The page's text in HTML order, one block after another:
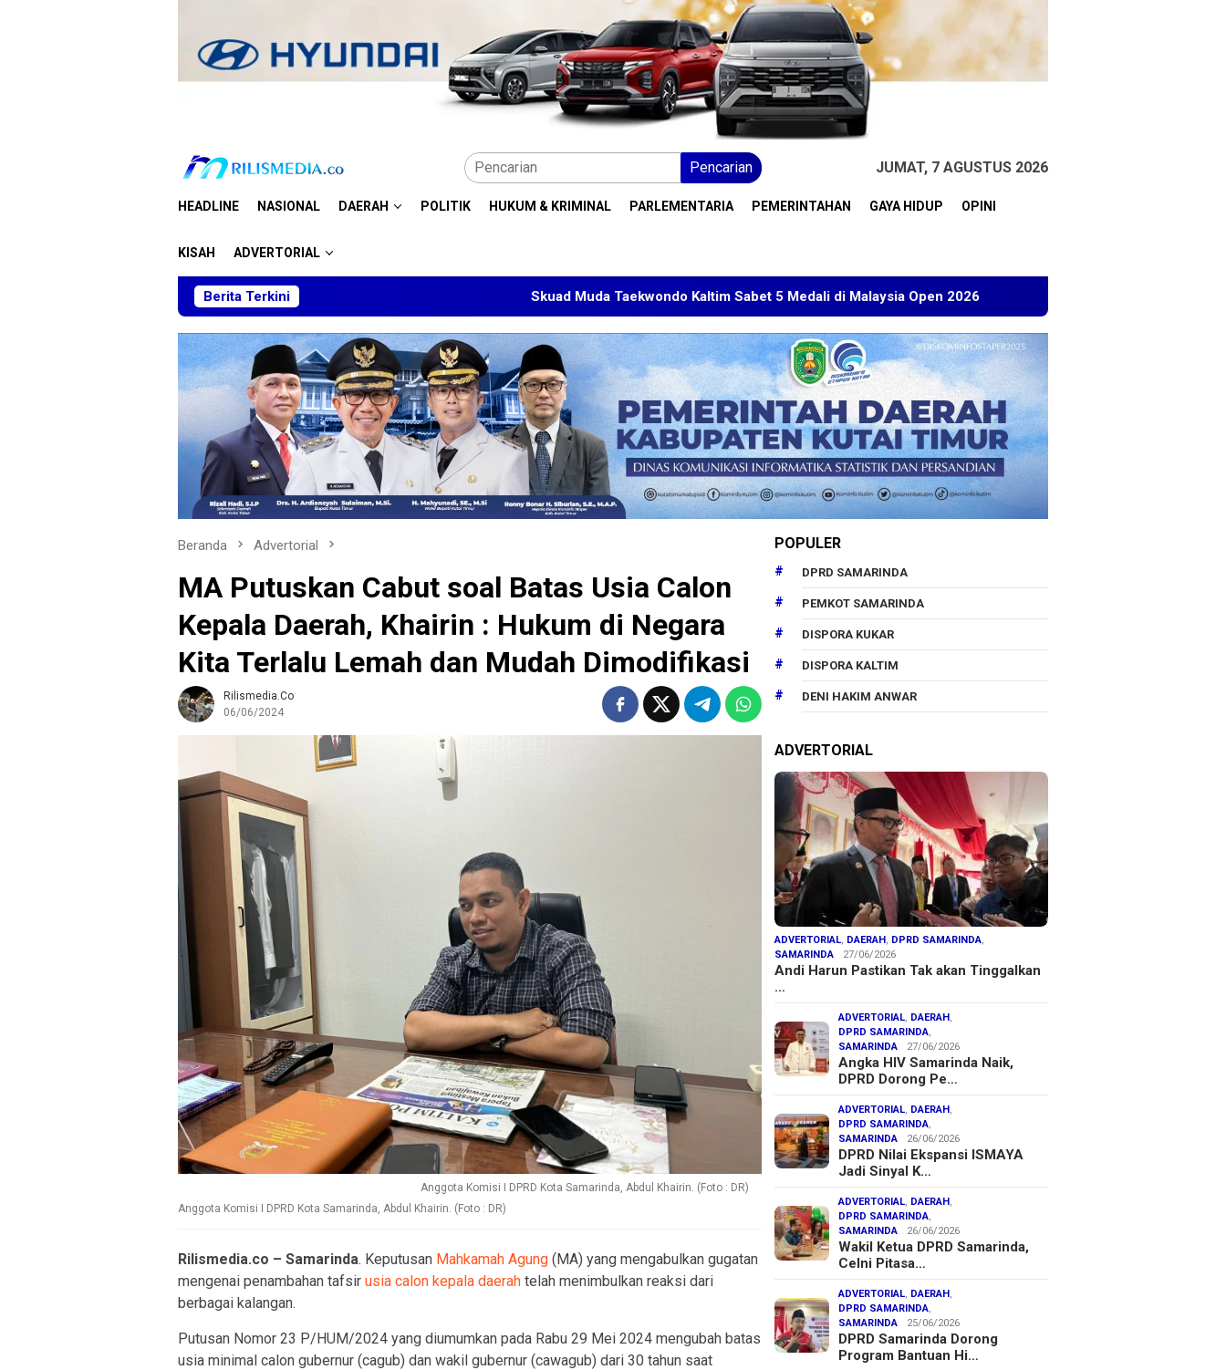
Pencarian JUMAT, 7 AGUSTUS 2026
HEADLINE NASIONAL DAERAH POLITIK HUKUM & KRIMINAL PARLEMENTARIA PEMERINTAHAN GAYA HIDUP OPINI
KISAH ADVERTORIAL
Berita Terkini Skuad Muda Taekwondo Kaltim Sabet 5 Medali di Malaysia Open 2026 Kuasa Hukum BT Minta Dakwaan Korupsi Lahan
Beranda Advertorial
MA Putuskan Cabut soal Batas Usia Calon
Kepala Daerah, Khairin : Hukum di Negara
Kita Terlalu Lemah dan Mudah Dimodifikasi
Rilismedia.co
06/06/2024
Anggota Komisi I DPRD Kota Samarinda, Abdul Khairin. (Foto : DR)
Anggota Komisi I DPRD Kota Samarinda, Abdul Khairin. (Foto : DR)
Rilismedia.co – Samarinda. Keputusan Mahkamah Agung (MA) yang mengabulkan gugatan
mengenai penambahan tafsir usia calon kepala daerah telah menimbulkan reaksi dari
berbagai kalangan.
Putusan Nomor 23 P/HUM/2024 yang diumumkan pada Rabu 29 Mei 2024 mengubah batas
usia minimal calon gubernur (cagub) dan wakil gubernur (cawagub) dari 30 tahun saat
POPULER
DPRD SAMARINDA
PEMKOT SAMARINDA
DISPORA KUKAR
DISPORA KALTIM
DENI HAKIM ANWAR
ADVERTORIAL
ADVERTORIAL, DAERAH , DPRD SAMARINDA,
SAMARINDA
27/06/2026
Andi Harun Pastikan Tak akan Tinggalkan
…
ADVERTORIAL, DAERAH ,
DPRD SAMARINDA,
SAMARINDA
27/06/2026
Angka HIV Samarinda Naik,
DPRD Dorong Pe…
ADVERTORIAL, DAERAH ,
DPRD SAMARINDA,
SAMARINDA
26/06/2026
DPRD Nilai Ekspansi ISMAYA
Jadi Sinyal K…
ADVERTORIAL, DAERAH ,
DPRD SAMARINDA,
SAMARINDA
26/06/2026
Wakil Ketua DPRD Samarinda,
Celni Pitasa…
ADVERTORIAL, DAERAH ,
DPRD SAMARINDA,
SAMARINDA
25/06/2026
DPRD Samarinda Dorong
Program Bantuan Hi…